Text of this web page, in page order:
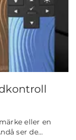
eller en
ser de...